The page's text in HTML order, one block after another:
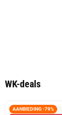
WK-deals
AANBIEDING -79%